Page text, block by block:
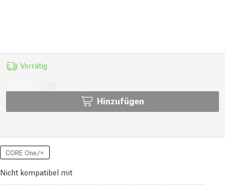
Vorrätig
Hinzufügen
CORE One/+
Nicht kompatibel mit